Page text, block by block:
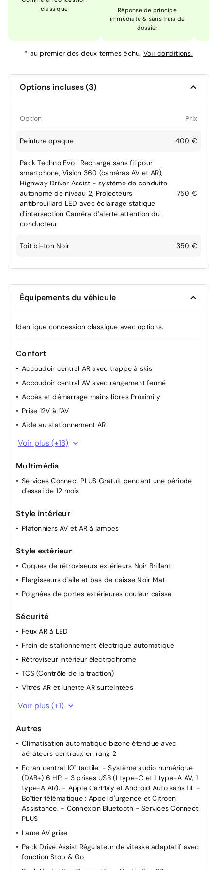
classique
Réponse de principe
immédiate & sans frais de
dossier
* au premier des deux termes échu. Voir conditions.
Options incluses (3)
Option Prix
Peinture opaque 400 €
Pack Techno Evo : Recharge sans fil pour
smartphone, Vision 360 (caméras AV et AR),
Highway Driver Assist - système de conduite
autonome de niveau 2, Projecteurs
antibrouillard LED avec éclairage statique
d'intersection Caméra d’alerte attention du
conducteur
750 €
Toit bi-ton Noir 350 €
Équipements du véhicule
Identique concession classique avec options.
Confort
Accoudoir central AR avec trappe à skis
Accoudoir central AV avec rangement fermé
Accès et démarrage mains libres Proximity
Prise 12V à l'AV
Aide au stationnement AR
Aide au stationnement AV et latéral
Boîte automatique 6 rapports
Direction assistée
Essuie-vitre AV automatique
Lève-vitres AV et AR électriques et séquentiels
Rétroviseurs extérieurs électriques et dégivrants
Rétroviseurs extérieurs rabattables électriquement
Siège conducteur avec réglage lombaire
Sièges conducteur et passager réglables en hauteur
Voir plus (+13)
Multimédia
Services Connect PLUS Gratuit pendant une période
d'essai de 12 mois
Style intérieur
Plafonniers AV et AR à lampes
Style extérieur
Coques de rétroviseurs extérieurs Noir Brillant
Elargisseurs d'aile et bas de caisse Noir Mat
Poignées de portes extérieures couleur caisse
Sécurité
Feux AR à LED
Frein de stationnement électrique automatique
Rétroviseur intérieur électrochrome
TCS (Contrôle de la traction)
Vitres AR et lunette AR surteintées
Verrouillage centralisé
Voir plus (+1)
Autres
Climatisation automatique bizone étendue avec
aérateurs centraux en rang 2
Ecran central 10" tactile: - Système audio numérique
(DAB+) 6 HP. - 3 prises USB (1 type-C et 1 type-A AV, 1
type-A AR). - Apple CarPlay et Android Auto sans fil. -
Boîtier télématique : Appel d'urgence et Citroen
Assistance. - Connexion Bluetooth - Services Connect
PLUS
Lame AV grise
Pack Drive Assist Régulateur de vitesse adaptatif avec
fonction Stop & Go